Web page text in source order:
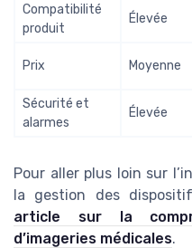
Compatibilité
produit
Élevée
Prix Moyenne
Sécurité et
alarmes
Élevée
Pour aller plus loin sur
la gestion des
article sur la
d’imageries médicales.